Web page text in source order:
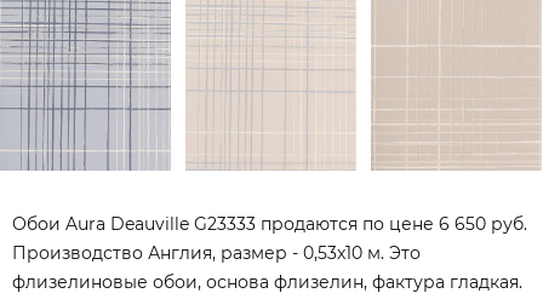
Обои Aura Deauville G23333 продаются по цене 6 650 руб.
Производство Англия, размер - 0,53x10 м. Это
флизелиновые обои, основа флизелин, фактура гладкая.